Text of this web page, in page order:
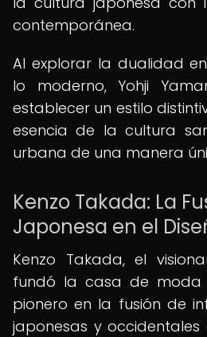
contemporánea.
Al explorar la dualidad
lo moderno, Yohji
establecer un estilo
esencia de la cultura
urbana de una manera
Kenzo Takada: La
Japonesa en el
Kenzo Takada, el
fundó la casa de moda
pionero en la fusión de
japonesas y